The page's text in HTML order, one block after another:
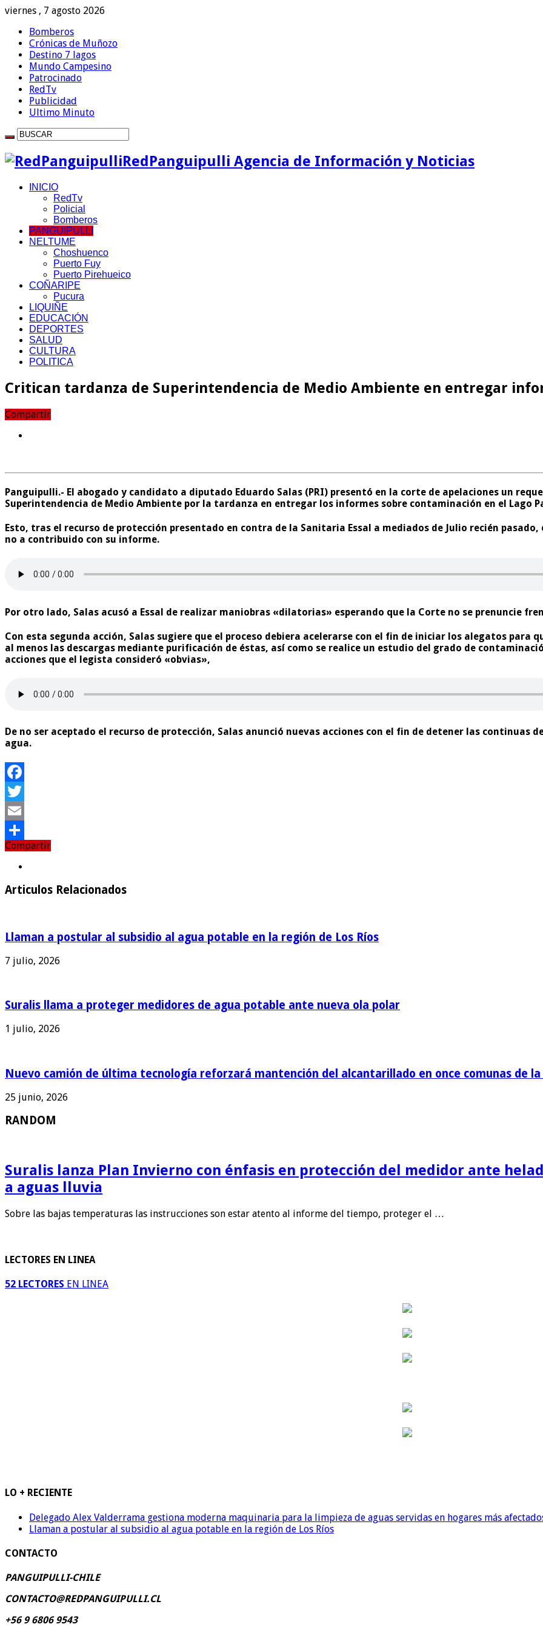
viernes , 7 agosto 2026
Bomberos
Crónicas de Muñozo
Destino 7 lagos
Mundo Campesino
Patrocinado
RedTv
Publicidad
Ultimo Minuto
RedPanguipulli Agencia de Información y Noticias
INICIO
RedTv
Policial
Bomberos
PANGUIPULLI
NELTUME
Choshuenco
Puerto Fuy
Puerto Pirehueico
COÑARIPE
Pucura
LIQUIÑE
EDUCACIÓN
DEPORTES
SALUD
CULTURA
POLITICA
Critican tardanza de Superintendencia de Medio Ambiente en entregar
Compartir
Panguipulli.- El abogado y candidato a diputado Eduardo Salas (PRI) presentó en la corte de apelaciones un
Superintendencia de Medio Ambiente por la tardanza en entregar los informes sobre contaminación en el Lago
Esto, tras el recurso de protección presentado en contra de la Sanitaria Essal a mediados de Julio recién
no a contribuido con su informe.
Por otro lado, Salas acusó a Essal de realizar maniobras «dilatorias» esperando que la Corte no se prenuncie
Con esta segunda acción, Salas sugiere que el proceso debiera acelerarse con el fin de iniciar los alegatos para
al menos las descargas mediante purificación de éstas, así como se realice un estudio del grado de
acciones que el legista consideró «obvias»,
De no ser aceptado el recurso de protección, Salas anunció nuevas acciones con el fin de detener las continuas
agua.
Facebook
Twitter
Email
Compartir
Compartir
Articulos Relacionados
Llaman a postular al subsidio al agua potable en la región de Los Ríos
7 julio, 2026
Suralis llama a proteger medidores de agua potable ante nueva ola polar
1 julio, 2026
Nuevo camión de última tecnología reforzará mantención del alcantarillado en once comunas de la
25 junio, 2026
RANDOM
Suralis lanza Plan Invierno con énfasis en protección del medidor ante
a aguas lluvia
Sobre las bajas temperaturas las instrucciones son estar atento al informe del tiempo, proteger el …
LECTORES EN LINEA
52 LECTORES EN LINEA
LO + RECIENTE
Delegado Alex Valderrama gestiona moderna maquinaria para la limpieza de aguas servidas en hogares más
Llaman a postular al subsidio al agua potable en la región de Los Ríos
CONTACTO
PANGUIPULLI-CHILE
CONTACTO@REDPANGUIPULLI.CL
+56 9 6806 9543